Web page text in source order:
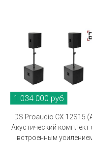
1 034 000 руб
DS Proaudio CX 12S15
Акустический комплект
встроенным